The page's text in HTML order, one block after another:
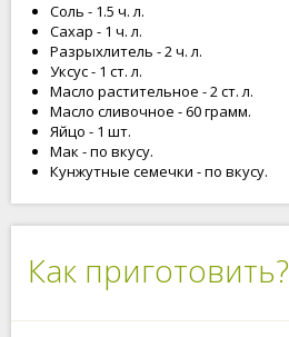
Соль - 1.5 ч. л.
Сахар - 1 ч. л.
Разрыхлитель - 2 ч. л.
Уксус - 1 ст. л.
Масло растительное - 2 ст. л.
Масло сливочное - 60 грамм.
Яйцо - 1 шт.
Мак - по вкусу.
Кунжутные семечки - по вкусу.
Как приготовить?